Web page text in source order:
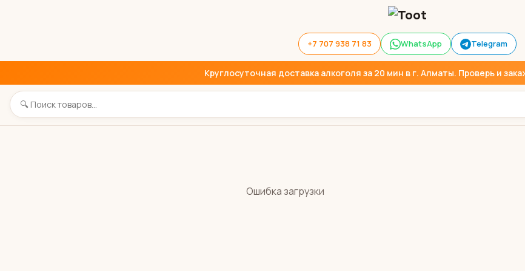
+7 707 938 71 83 WhatsApp Telegram
Круглосуточная доставка алкоголя за 20 мин в г. Алматы. Проверь и
Ошибка загрузки